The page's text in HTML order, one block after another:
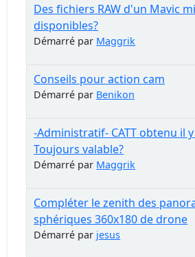
Des fichiers RAW d'un Mavic
disponibles?
Démarré par Maggrik
Conseils pour action cam
Démarré par Benikon
-Administratif- CATT obtenu il
Toujours valable?
Démarré par Maggrik
Compléter le zenith des
sphériques 360x180 de drone
Démarré par jesus